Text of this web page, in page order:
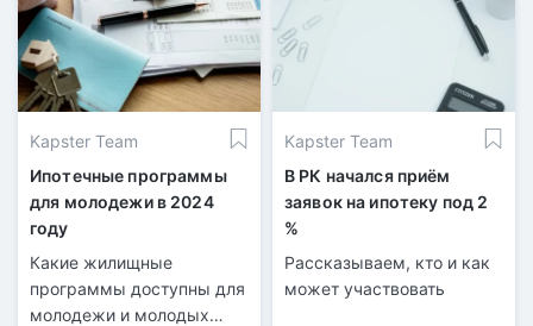
акимат Карагандинской
области. Инициатором
льготной программы для
работающей молодёжи
стал акимат области
совместно с Отбасы
банком.
Kapster Team
Ипотечные программы
для молодежи в 2024
году
Какие жилищные
программы доступны для
молодежи и молодых
Kapster Team
В РК начался приём
заявок на ипотеку под 2
%
Рассказываем, кто и как
может участвовать